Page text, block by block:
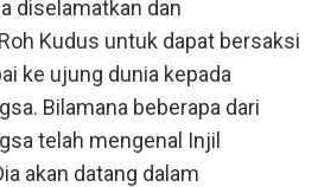
diselamatkan dan
Kudus untuk dapat bersaksi
ke ujung dunia kepada
Bilamana beberapa dari
telah mengenal Injil
akan datang dalam